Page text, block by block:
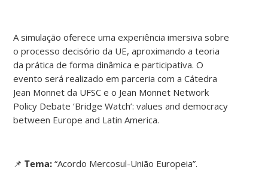
A simulação oferece uma experiência imersiva sobre
o processo decisório da UE, aproximando a teoria
da prática de forma dinâmica e participativa. O
evento será realizado em parceria com a Cátedra
Jean Monnet da UFSC e o Jean Monnet Network
Policy Debate ‘Bridge Watch’: values and democracy
between Europe and Latin America.
📌Tema: “Acordo Mercosul-União Europeia”.